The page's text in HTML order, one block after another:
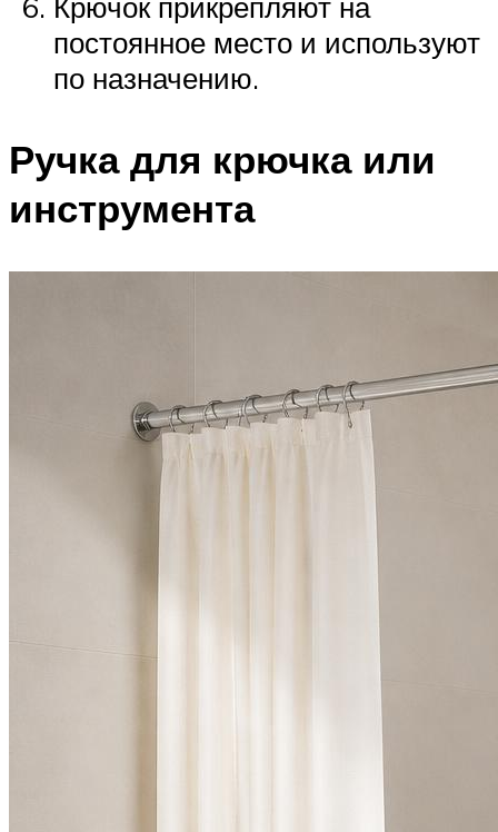
постоянное место и используют
по назначению.
Ручка для крючка или
инструмента